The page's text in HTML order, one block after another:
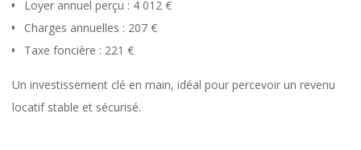
Loyer annuel perçu : 4 012 €
Charges annuelles : 207 €
Taxe foncière : 221 €
Un investissement clé en main, idéal pour percevoir un revenu
locatif stable et sécurisé.